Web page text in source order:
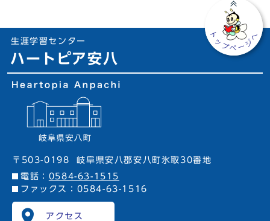
生涯学習センター
ハートピア安八
〒503-0198
岐阜県安八郡安八町氷取30番地
電話： 0584-63-1515
ファックス：0584-63-1516
アクセス